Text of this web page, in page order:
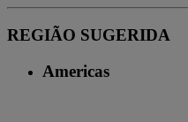
REGIÃO SUGERIDA
Americas